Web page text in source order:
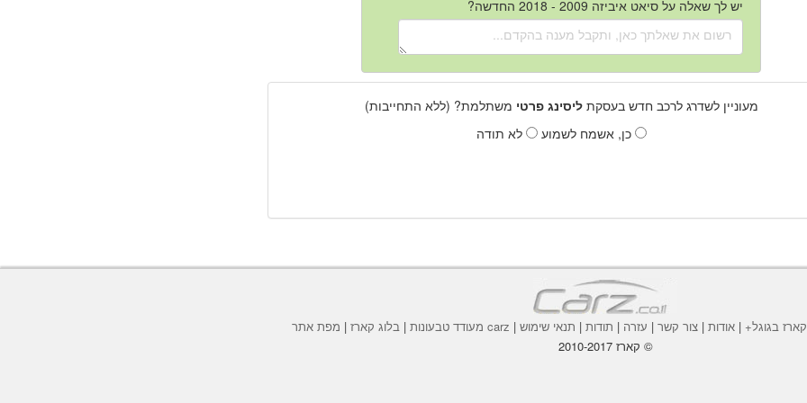
יש לך שאלה על סיאט איביזה 2009 - 2018 החדשה?
מעוניין לשדרג לרכב חדש בעסקתליסינג פרטי משתלמת? (ללא התחייבות)
כן, אשמח לשמוע
לא תודה
קארז בגוגל+ | אודות | צור קשר | עזרה | תודות | תנאי שימוש | carz מעודד טבעונות | בלוג קארז | מפת אתר
© קארז 2010-2017